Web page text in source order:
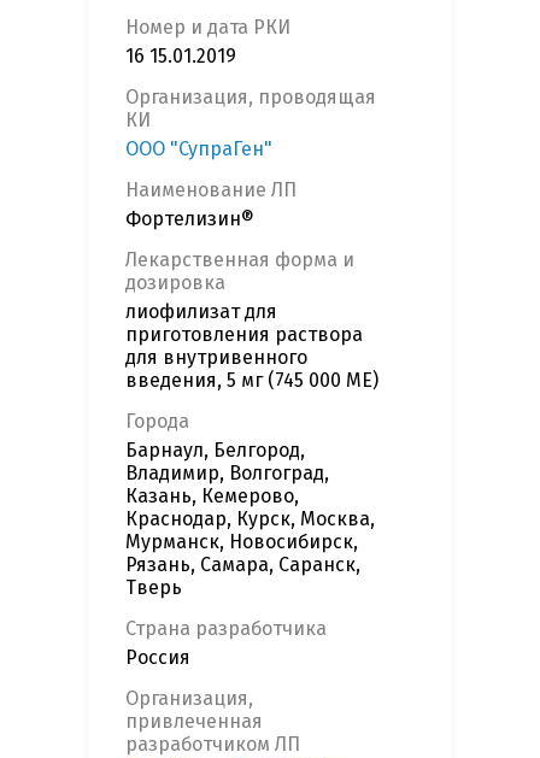
Номер и дата РКИ
16 15.01.2019
Организация, проводящая
КИ
ООО "СупраГен"
Наименование ЛП
Фортелизин®
Лекарственная форма и
дозировка
лиофилизат для
приготовления раствора
для внутривенного
введения, 5 мг (745 000 МЕ)
Города
Барнаул, Белгород,
Владимир, Волгоград,
Казань, Кемерово,
Краснодар, Курск, Москва,
Мурманск, Новосибирск,
Рязань, Самара, Саранск,
Тверь
Страна разработчика
Россия
Организация,
привлеченная
разработчиком ЛП